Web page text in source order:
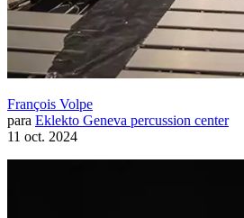
François Volpe
para Eklekto Geneva percussion center
11 oct. 2024